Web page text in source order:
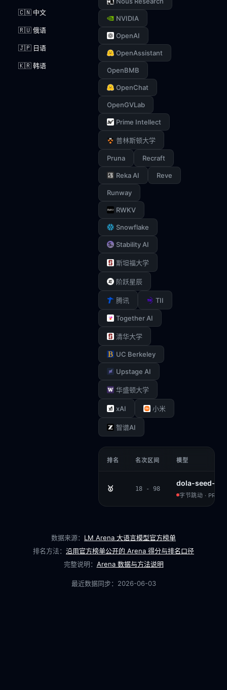
🇨🇳 中文
🇷🇺 俄语
🇯🇵 日语
🇰🇷 韩语
NVIDIA
OpenAI
OpenAssistant
OpenBMB
OpenChat
OpenGVLab
Prime Intellect
普林斯顿大学
Pruna Recraft
Reka AI Reve
Runway
RWKV
Snowflake
Stability AI
斯坦福大学
阶跃星辰
腾讯 TII
Together AI
清华大学
UC Berkeley
Upstage AI
华盛顿大学
xAI 小米
智谱AI
排名 名次区间 模型
🥇 18 - 98
dola-seed-
字节跳动 ·
数据来源： LM Arena 大语言模型官方榜单
排名方法： 沿用官方榜单公开的 Arena 得分与排名口径
完整说明： Arena 数据与方法说明
最近数据同步： 2026-06-03